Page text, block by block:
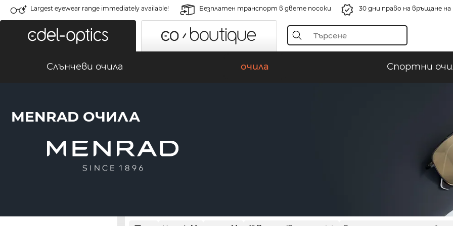
Largest eyewear range immediately available! Безплатен транспорт в двете посоки 30 дни право на връщане
Слънчеви очила очила Спортни
MENRAD ОЧИЛА